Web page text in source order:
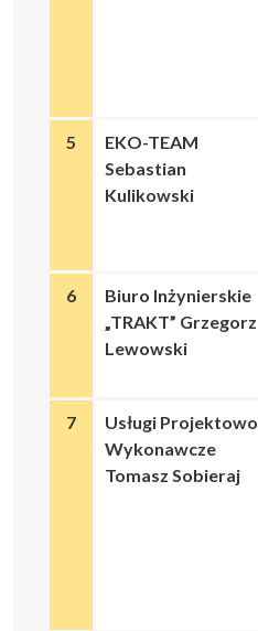
5
EKO-TEAM
Sebastian
Kulikowski
6
Biuro Inżynierskie
„TRAKT” Grzegorz
Lewowski
7
Usługi Projektowo
Wykonawcze
Tomasz Sobieraj